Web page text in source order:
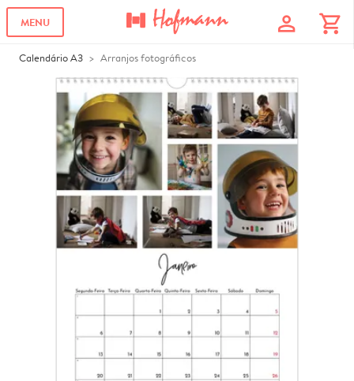
MENU profile shopping_cart
Calendário A3 Arranjos fotográficos